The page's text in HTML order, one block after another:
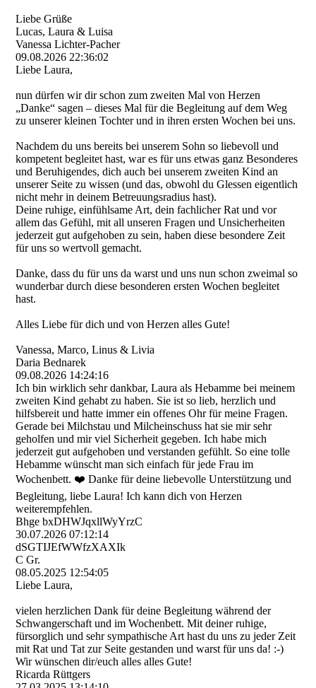
Liebe Grüße
Lucas, Laura & Luisa
Vanessa Lichter-Pacher
09.08.2026 22:36:02
Liebe Laura,
nun dürfen wir dir schon zum zweiten Mal von Herzen
„Danke“ sagen – dieses Mal für die Begleitung auf dem Weg
zu unserer kleinen Tochter und in ihren ersten Wochen bei uns.
Nachdem du uns bereits bei unserem Sohn so liebevoll und
kompetent begleitet hast, war es für uns etwas ganz Besonderes
und Beruhigendes, dich auch bei unserem zweiten Kind an
unserer Seite zu wissen (und das, obwohl du Glessen eigentlich
nicht mehr in deinem Betreuungsradius hast).
Deine ruhige, einfühlsame Art, dein fachlicher Rat und vor
allem das Gefühl, mit all unseren Fragen und Unsicherheiten
jederzeit gut aufgehoben zu sein, haben diese besondere Zeit
für uns so wertvoll gemacht.
Danke, dass du für uns da warst und uns nun schon zweimal so
wunderbar durch diese besonderen ersten Wochen begleitet
hast.
Alles Liebe für dich und von Herzen alles Gute!
Vanessa, Marco, Linus & Livia
Daria Bednarek
09.08.2026 14:24:16
Ich bin wirklich sehr dankbar, Laura als Hebamme bei meinem
zweiten Kind gehabt zu haben. Sie ist so lieb, herzlich und
hilfsbereit und hatte immer ein offenes Ohr für meine Fragen.
Gerade bei Milchstau und Milcheinschuss hat sie mir sehr
geholfen und mir viel Sicherheit gegeben. Ich habe mich
jederzeit gut aufgehoben und verstanden gefühlt. So eine tolle
Hebamme wünscht man sich einfach für jede Frau im
Wochenbett. ❤️ Danke für deine liebevolle Unterstützung und
Begleitung, liebe Laura! Ich kann dich von Herzen
weiterempfehlen.
Bhge bxDHWJqxllWyYrzC
30.07.2026 07:12:14
dSGTIJEfWWfzXAXIk
C Gr.
08.05.2025 12:54:05
Liebe Laura,
vielen herzlichen Dank für deine Begleitung während der
Schwangerschaft und im Wochenbett. Mit deiner ruhige,
fürsorglich und sehr sympathische Art hast du uns zu jeder Zeit
mit Rat und Tat zur Seite gestanden und warst für uns da! :-)
Wir wünschen dir/euch alles alles Gute!
Ricarda Rüttgers